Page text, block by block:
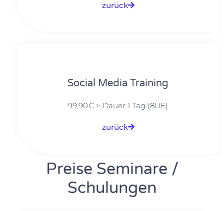
zurück
Social Media Training
99,90€ > Dauer 1 Tag (8UE)
zurück
Preise Seminare /
Schulungen